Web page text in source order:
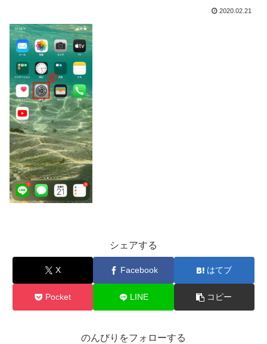
2020.02.21
シェアする
X Facebook はてブ
Pocket LINE コピー
のんびりをフォローする